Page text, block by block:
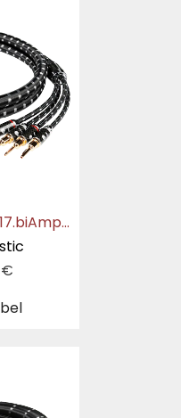
Evolution BLACK.sonic-17.biAmp (BEB-2044)
€